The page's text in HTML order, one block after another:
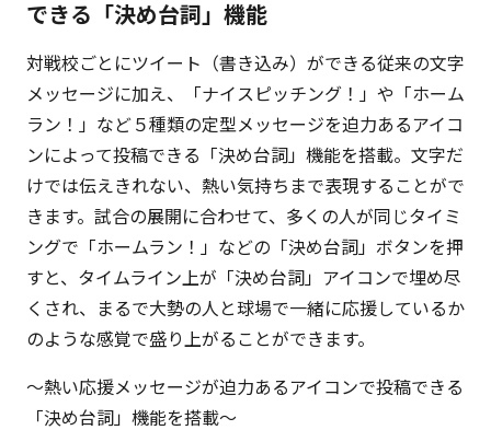
できる「決め台詞」機能
対戦校ごとにツイート（書き込み）ができる従来の文字
メッセージに加え、「ナイスピッチング！」や「ホーム
ラン！」など５種類の定型メッセージを迫力あるアイコ
ンによって投稿できる「決め台詞」機能を搭載。文字だ
けでは伝えきれない、熱い気持ちまで表現することがで
きます。試合の展開に合わせて、多くの人が同じタイミ
ングで「ホームラン！」などの「決め台詞」ボタンを押
すと、タイムライン上が「決め台詞」アイコンで埋め尽
くされ、まるで大勢の人と球場で一緒に応援しているか
のような感覚で盛り上がることができます。
～熱い応援メッセージが迫力あるアイコンで投稿できる
「決め台詞」機能を搭載～